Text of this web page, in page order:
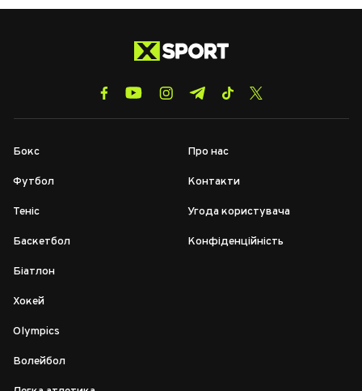
Бокс
Футбол
Теніс
Баскетбол
Біатлон
Хокей
Olympics
Волейбол
Про нас
Контакти
Угода користувача
Конфіденційність